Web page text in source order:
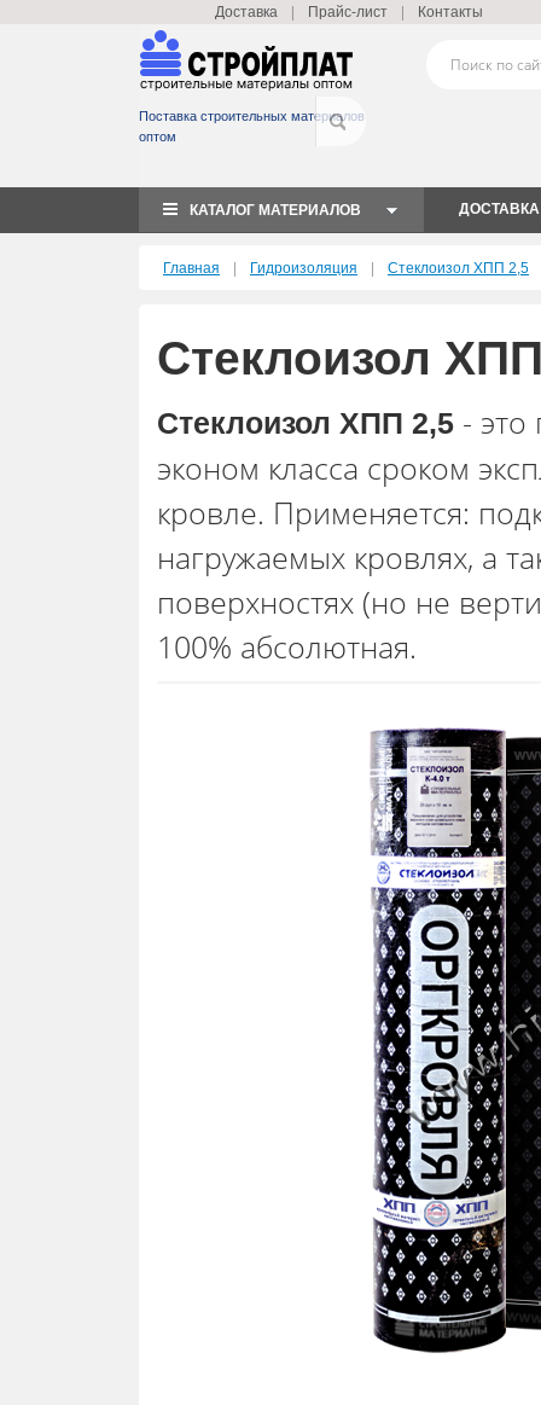
Доставка| Прайс-лист| Контакты
Поставка строительных материалов
оптом
КАТАЛОГ МАТЕРИАЛОВ ДОСТАВКА
Главная | Гидроизоляция | Стеклоизол ХПП 2,5
Стеклоизол
Стеклоизол ХПП 2,5 -
эконом класса сроком
кровле. Применяется:
нагружаемых кровлях, а
поверхностях (но не
100% абсолютная.